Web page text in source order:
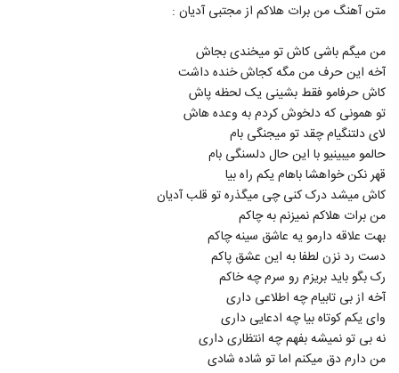
موریساکت آهنگ روانی
5289
Hosein Mohamadian Bargard
Dobare
۲۱۰ بازدید
5290
موزیک زیبای رنگ چشمات (به همراه مهدی
آذر) از مهدی حسینی
۲۸۰ بازدید
5291
دانلود آهنگ قبل تو از امیرحسین میرعلایی
۲۴۰ بازدید
5292
آهنگ رفت از عباس روستایی(پاپ)
۳۰۳ بازدید
متن آهنگ من برات هلاکم از مجتبی آدیان :
من میگم باشی کاش تو میخندی بجاش
آخه این حرف من مگه کجاش خنده داشت
کاش حرفامو فقط بشینی یک لحظه پاش
تو همونی که دلخوش کردم به وعده هاش
لای دلتنگیام چقد تو میجنگی بام
حالمو میبینیو با این حال دلسنگی بام
قهر نکن خواهشا باهام یکم راه بیا
کاش میشد درک کنی چی میگذره تو قلب آدیان
من برات هلاکم نمیزنم به چاکم
بهت علاقه دارمو یه عاشق سینه چاکم
دست رد نزن لطفا به این عشق پاکم
رک بگو باید بریزم رو سرم چه خاکم
آخه از بی تابیام چه اطلاعی داری
وای یکم کوتاه بیا چه ادعایی داری
نه بی تو نمیشه بفهم چه انتظاری داری
من دارم دق میکنم اما تو شاده شادی